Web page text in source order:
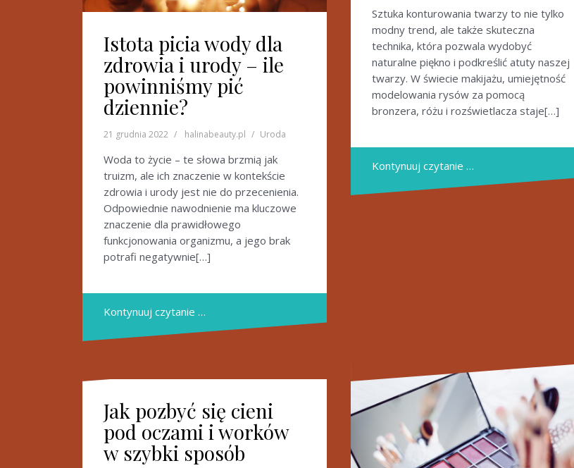
Istota picia wody dla
zdrowia i urody – ile
powinniśmy pić
dziennie?
21 grudnia 2022 halinabeauty.pl Uroda
Woda to życie – te słowa brzmią jak
truizm, ale ich znaczenie w kontekście
zdrowia i urody jest nie do przecenienia.
Odpowiednie nawodnienie ma kluczowe
znaczenie dla prawidłowego
funkcjonowania organizmu, a jego brak
potrafi negatywnie[…]
Kontynuuj czytanie …
Sztuka konturowania twarzy to nie tylko
modny trend, ale także skuteczna
technika, która pozwala wydobyć
naturalne piękno i podkreślić atuty naszej
twarzy. W świecie makijażu, umiejętność
modelowania rysów za pomocą
bronzera, różu i rozświetlacza staje[…]
Kontynuuj czytanie …
Jak pozbyć się cieni
pod oczami i worków
w szybki sposób